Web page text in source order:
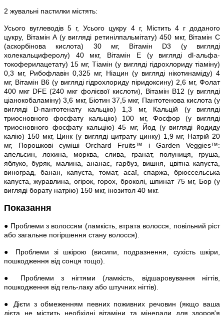
2 жувальні пастилки містять:
Усього вуглеводів 5 г, Усього цукру 4 г, Містить 4 г доданого
цукру, Вітамін A (у вигляді ретинілпальмітату) 450 мкг, Вітамін C
(аскорбінова кислота) 30 мг, Вітамін D3 (у вигляді
холекальциферолу) 40 мкг, Вітамін Е (у вигляді dl-альфа-
токоферилацетату) 15 мг, Тіамін (у вигляді гідрохлориду тіаміну)
0,3 мг, Рибофлавін 0,325 мг, Ніацин (у вигляді нікотинаміду) 4
мг, Вітамін B6 (у вигляді гідрохлориду піридоксину) 2,6 мг, Фолат
400 мкг DFE (240 мкг фолієвої кислоти), Вітамін B12 (у вигляді
ціанокобаламіну) 3,6 мкг, Біотин 37,5 мкг, Пантотенова кислота (у
вигляді D-пантотенату кальцію) 1,3 мг, Кальцій (у вигляді
триосновного фосфату кальцію) 100 мг, Фосфор (у вигляді
триосновного фосфату кальцію) 45 мг, Йод (у вигляді йодиду
калію) 150 мкг, Цинк (у вигляді цитрату цинку) 1,9 мг, Натрій 20
мг, Порошкові суміші Orchard Fruits™ і Garden Veggies™:
апельсин, лохина, морква, слива, гранат, полуниця, груша,
яблуко, буряк, малина, ананас, гарбуз, вишня, цвітна капуста,
виноград, банан, капуста, томат, асаї, спаржа, брюссельська
капуста, журавлина, огірок, горох, броколі, шпинат 75 мг, Бор (у
вигляді борату натрію) 150 мкг, інозитол 40 мкг.
Показання
● Проблеми з волоссям (ламкість, втрата волосся, повільний ріст
або загальне погіршення стану волосся).
● Проблеми зі шкірою (висипи, подразнення, сухість шкіри,
пошкодження від сонця тощо).
● Проблеми з нігтями (ламкість, відшаровування нігтів,
пошкодження від гель-лаку або штучних нігтів).
● Дієти з обмеженням певних поживних речовин (якщо ваша
дієта не містить необхідні вітаміни та мінерали для здоров'я